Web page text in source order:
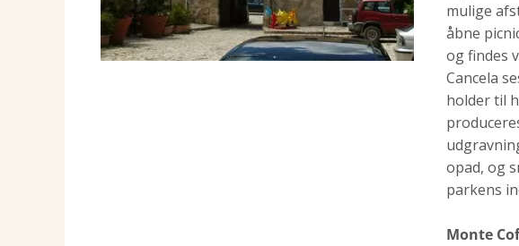
mulige
åbne
og findes
Cancela
holder til
opad, og
parkens
Monte